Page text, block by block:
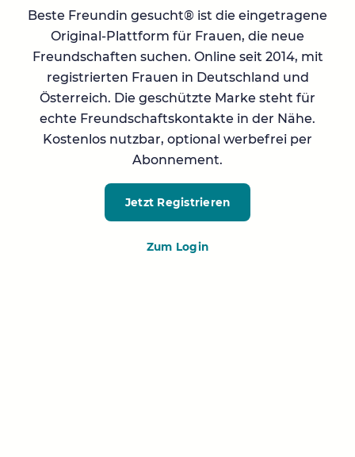
Beste Freundin gesucht® ist die eingetragene
Original-Plattform für Frauen, die neue
Freundschaften suchen. Online seit 2014, mit
registrierten Frauen in Deutschland und
Österreich. Die geschützte Marke steht für
echte Freundschaftskontakte in der Nähe.
Kostenlos nutzbar, optional werbefrei per
Abonnement.
Jetzt Registrieren
Zum Login